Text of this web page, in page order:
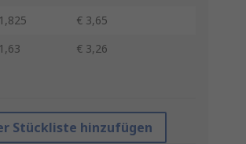
€ 3,65
€ 3,26
Stückliste hinzufügen